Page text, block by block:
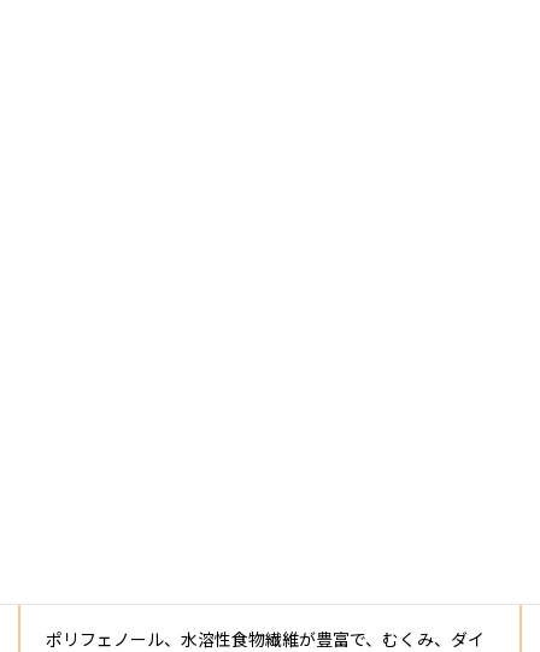
ポリフェノール、水溶性食物繊維が豊富で、むくみ、ダイ